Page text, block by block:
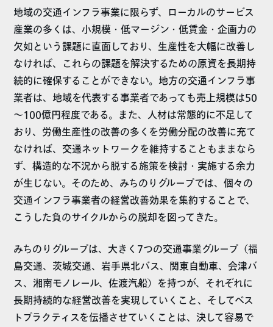
地域の交通インフラ事業に限らず、ローカルのサービス
産業の多くは、小規模・低マージン・低賃金・企画力の
欠如という課題に直面しており、生産性を大幅に改善し
なければ、これらの課題を解決するための原資を長期持
続的に確保することができない。地方の交通インフラ事
業者は、地域を代表する事業者であっても売上規模は50
～100億円程度である。また、人材は常態的に不足して
おり、労働生産性の改善の多くを労働分配の改善に充て
なければ、交通ネットワークを維持することもままなら
ず、構造的な不況から脱する施策を検討・実施する余力
が生じない。そのため、みちのりグループでは、個々の
交通インフラ事業者の経営改善効果を集約することで、
こうした負のサイクルからの脱却を図ってきた。
みちのりグループは、大きく7つの交通事業グループ（福
島交通、茨城交通、岩手県北バス、関東自動車、会津バ
ス、湘南モノレール、佐渡汽船）を持つが、それぞれに
長期持続的な経営改善を実現していくこと、そしてベス
トプラクティスを伝播させていくことは、決して容易で